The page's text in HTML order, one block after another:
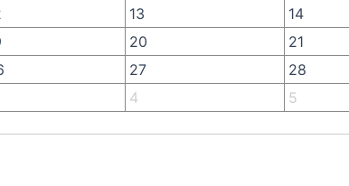
13
14
20
21
27
28
4 5